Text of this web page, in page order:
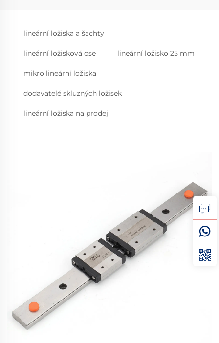
lineární ložiska a šachty
lineární ložisková ose lineární ložisko 25 mm
mikro lineární ložiska
dodavatelé skluzných ložisek
lineární ložiska na prodej